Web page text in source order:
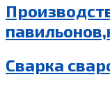
Сварка